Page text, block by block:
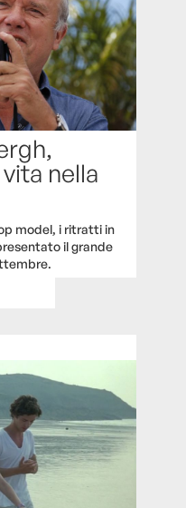
nella
model, i ritratti in
il grande